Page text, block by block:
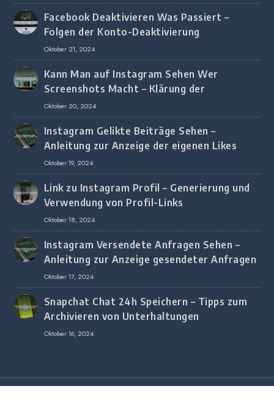
Facebook Deaktivieren Was Passiert –
Folgen der Konto-Deaktivierung
Oktober 21, 2024
Kann Man auf Instagram Sehen Wer
Screenshots Macht – Klärung der
Screenshot-Erkennung
Oktober 20, 2024
Instagram Gelikte Beiträge Sehen –
Anleitung zur Anzeige der eigenen Likes
Oktober 19, 2024
Link zu Instagram Profil – Generierung und
Verwendung von Profil-Links
Oktober 18, 2024
Instagram Versendete Anfragen Sehen –
Anleitung zur Anzeige gesendeter Anfragen
Oktober 17, 2024
Snapchat Chat 24h Speichern – Tipps zum
Archivieren von Unterhaltungen
Oktober 16, 2024